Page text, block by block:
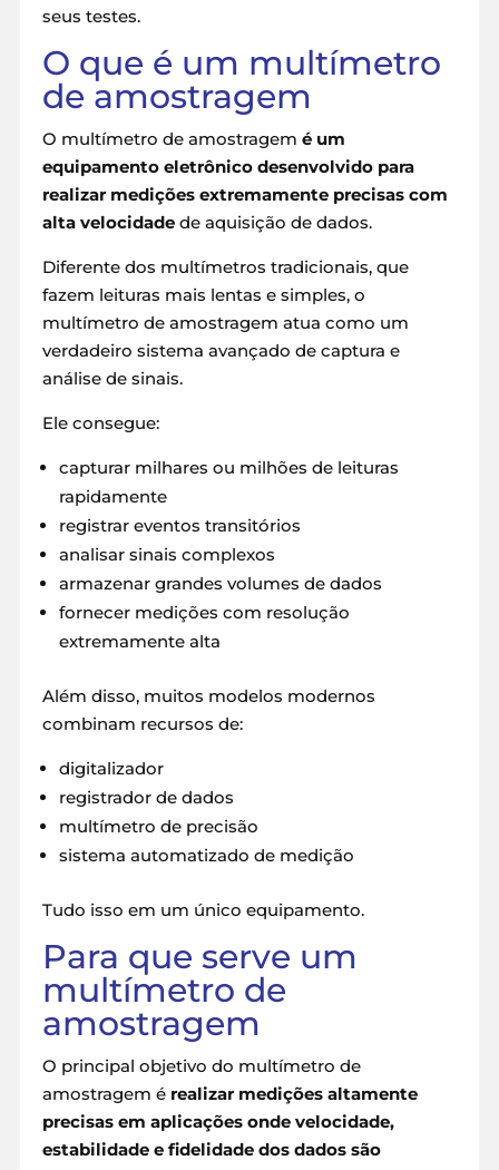
seus testes.
O que é um multímetro
de amostragem
O multímetro de amostragem é um
equipamento eletrônico desenvolvido para
realizar medições extremamente precisas com
alta velocidadede aquisição de dados.
Diferente dos multímetros tradicionais, que
fazem leituras mais lentas e simples, o
multímetro de amostragem atua como um
verdadeiro sistema avançado de captura e
análise de sinais.
Ele consegue:
capturar milhares ou milhões de leituras
rapidamente
registrar eventos transitórios
analisar sinais complexos
armazenar grandes volumes de dados
fornecer medições com resolução
extremamente alta
Além disso, muitos modelos modernos
combinam recursos de:
digitalizador
registrador de dados
multímetro de precisão
sistema automatizado de medição
Tudo isso em um único equipamento.
Para que serve um
multímetro de
amostragem
O principal objetivo do multímetro de
amostragem é realizar medições altamente
precisas em aplicações onde velocidade,
estabilidade e fidelidade dos dados são